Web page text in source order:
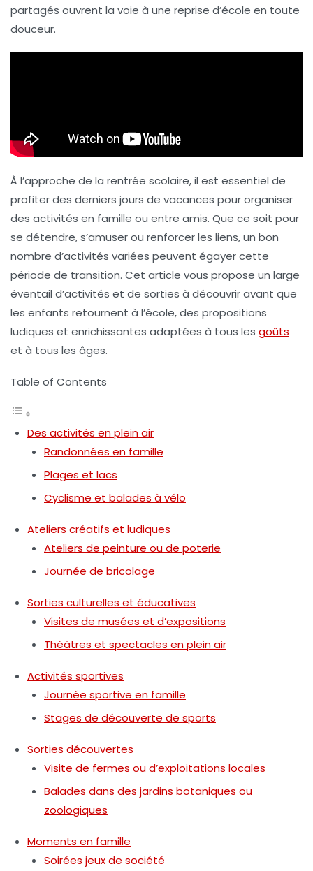
partagés ouvrent la voie à une reprise d’école en toute
douceur.
À l’approche de la rentrée scolaire, il est essentiel de
profiter des derniers jours de vacances pour organiser
des activités en famille ou entre amis. Que ce soit pour
se détendre, s’amuser ou renforcer les liens, un bon
nombre d’activités variées peuvent égayer cette
période de transition. Cet article vous propose un large
éventail d’activités et de sorties à découvrir avant que
les enfants retournent à l’école, des propositions
ludiques et enrichissantes adaptées à tous les goûts
et à tous les âges.
Table of Contents
Des activités en plein air
Randonnées en famille
Plages et lacs
Cyclisme et balades à vélo
Ateliers créatifs et ludiques
Ateliers de peinture ou de poterie
Journée de bricolage
Sorties culturelles et éducatives
Visites de musées et d’expositions
Théâtres et spectacles en plein air
Activités sportives
Journée sportive en famille
Stages de découverte de sports
Sorties découvertes
Visite de fermes ou d’exploitations locales
Balades dans des jardins botaniques ou
zoologiques
Moments en famille
Soirées jeux de société